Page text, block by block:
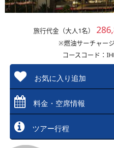
旅行代金（大人1名）
※燃油サーチャー
コースコード：
お気に入り追加
料金・空席情報
ツアー行程